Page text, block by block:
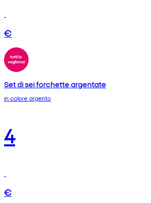
€
Set di sei forchette argentate
in colore argento
4
€